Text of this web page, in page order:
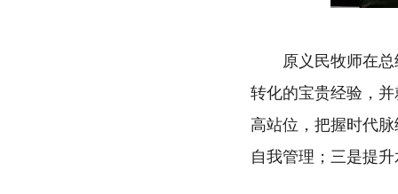
原义民牧师在
转化的宝贵经验，
高站位，把握时代
自我管理；三是提